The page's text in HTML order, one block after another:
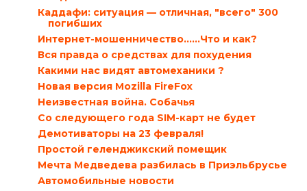
Каддафи: ситуация — отличная, "всего" 300
погибших
Интернет-мошенничество......Что и как?
Вся правда о средствах для похудения
Какими нас видят автомеханики ?
Новая версия Mozilla FireFox
Неизвестная война. Собачья
Со следующего года SIM-карт не будет
Демотиваторы на 23 февраля!
Простой геленджикский помещик
Мечта Медведева разбилась в Приэльбрусье
Автомобильные новости